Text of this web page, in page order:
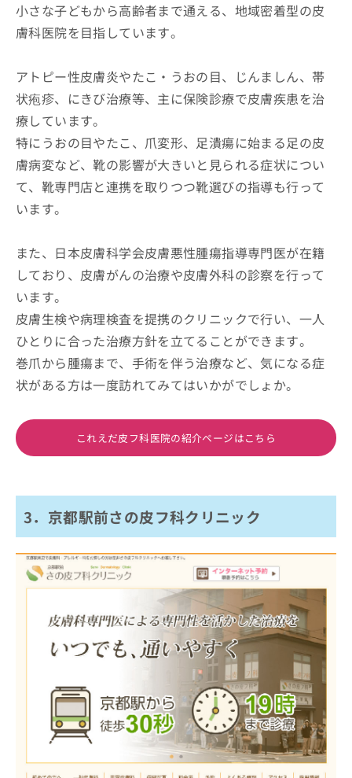
小さな子どもから高齢者まで通える、地域密着型の皮
膚科医院を目指しています。
アトピー性皮膚炎やたこ・うおの目、じんましん、帯
状疱疹、にきび治療等、主に保険診療で皮膚疾患を治
療しています。
特にうおの目やたこ、爪変形、足潰瘍に始まる足の皮
膚病変など、靴の影響が大きいと見られる症状につい
て、靴専門店と連携を取りつつ靴選びの指導も行って
います。
また、日本皮膚科学会皮膚悪性腫瘍指導専門医が在籍
しており、皮膚がんの治療や皮膚外科の診察を行って
います。
皮膚生検や病理検査を提携のクリニックで行い、一人
ひとりに合った治療方針を立てることができます。
巻爪から腫瘍まで、手術を伴う治療など、気になる症
状がある方は一度訪れてみてはいかがでしょか。
これえだ皮フ科医院の紹介ページはこちら
3．京都駅前さの皮フ科クリニック